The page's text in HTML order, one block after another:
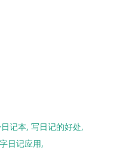
记本 写日记的好处
日记应用